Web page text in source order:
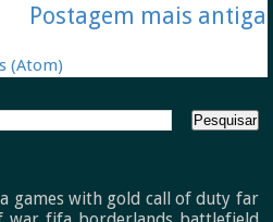
Postagem mais antiga
(Atom)
games with gold call of duty far